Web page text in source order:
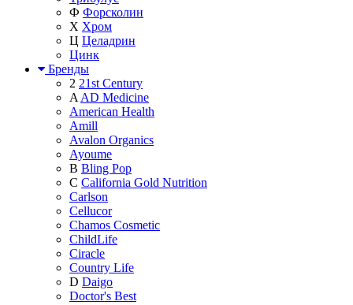
Ф Форсколин
Х Хром
Ц Целадрин
Цинк
Бренды
2 21st Century
A AD Medicine
American Health
Amill
Avalon Organics
Ayoume
B Bling Pop
C California Gold Nutrition
Carlson
Cellucor
Chamos Cosmetic
ChildLife
Ciracle
Country Life
D Daigo
Doctor's Best